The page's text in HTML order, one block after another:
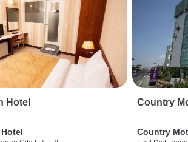
Hotel Country
Country